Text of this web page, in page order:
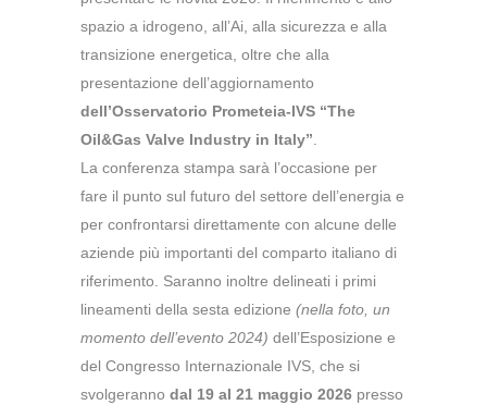
spazio a idrogeno, all’Ai, alla sicurezza e alla
transizione energetica, oltre che alla
presentazione dell’aggiornamento
dell’Osservatorio Prometeia-IVS “The
Oil&Gas Valve Industry in Italy”.
La conferenza stampa sarà l’occasione per
fare il punto sul futuro del settore dell’energia e
per confrontarsi direttamente con alcune delle
aziende più importanti del comparto italiano di
riferimento. Saranno inoltre delineati i primi
lineamenti della sesta edizione (nella foto, un
momento dell’evento 2024) dell’Esposizione e
del Congresso Internazionale IVS, che si
svolgeranno dal 19 al 21 maggio 2026 presso